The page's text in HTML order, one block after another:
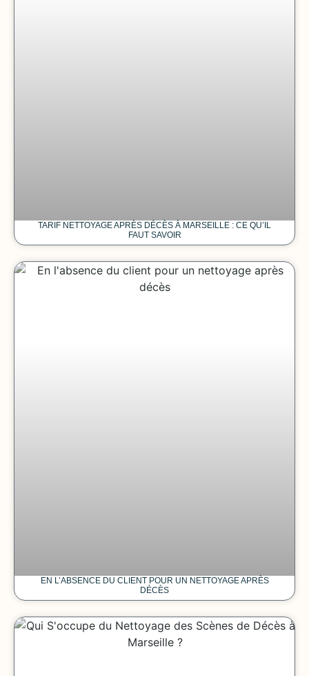
TARIF NETTOYAGE APRÈS DÉCÈS À MARSEILLE : CE QU’IL
FAUT SAVOIR
EN L’ABSENCE DU CLIENT POUR UN NETTOYAGE APRÈS
DÉCÈS